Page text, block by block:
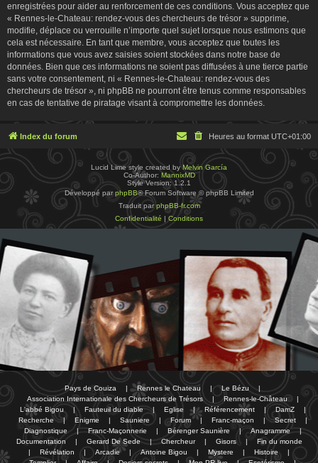
enregistrées pour aider au renforcement de ces conditions. Vous acceptez que
« Rennes-le-Chateau: rendez-vous des chercheurs de trésor » supprime,
modifie, déplace ou verrouille n’importe quel sujet lorsque nous estimons que
cela est nécessaire. En tant que membre, vous acceptez que toutes les
informations que vous avez saisies soient stockées dans notre base de
données. Bien que ces informations ne soient pas diffusées à une tierce partie
sans votre consentement, ni « Rennes-le-Chateau: rendez-vous des
chercheurs de trésor », ni phpBB ne pourront être tenus comme responsables
en cas de tentative de piratage visant à compromettre les données.
Index du forum Heures au format UTC+01:00
Lucid Lime style created by Melvin García
Co-Author: MannixMD
Style Version: 1.2.1
Développé parphpBB® Forum Software © phpBB Limited
Traduit par phpBB-fr.com
Confidentialité | Conditions
Pays de Couiza | Rennes le Chateau | Le Bézu
|
Association Internationale des Chercheurs de Trésors
| Rennes-le-Château
|
L'abbé Bigou
| Fauteuil du diable | Eglise | Référencement | DamZ
|
Recherche
| Enigme | Sauniere | Forum | Franc-maçon | Secret
|
Diagnostique
| Franc-Maçonnerie | Bérenger Saunière | Anagramme
|
Documentation
| Gerard De Sede | Chercheur | Gisors |
Fin du monde
|
Révélation | Arcadie | Antoine Bigou | Mystere | Histoire
|